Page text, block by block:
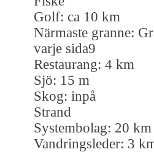
Golf: ca 10 km
Närmaste granne:
varje sida9
Restaurang: 4 km
Sjö: 15 m
Skog: inpå
Strand
Systembolag: 20 km
Vandringsleder: 3